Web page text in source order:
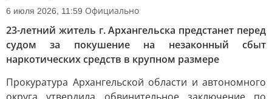
6 июля 2026, 11:59 Официально
23-летний житель г. Архангельска предстанет перед
судом за покушение на незаконный сбыт
наркотических средств в крупном размере
Прокуратура Архангельской области и автономного